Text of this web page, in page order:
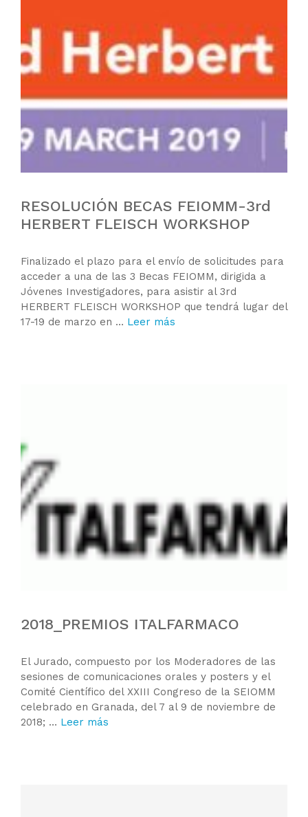
RESOLUCIÓN BECAS FEIOMM-3rd
HERBERT FLEISCH WORKSHOP
Finalizado el plazo para el envío de solicitudes para
acceder a una de las 3 Becas FEIOMM, dirigida a
Jóvenes Investigadores, para asistir al 3rd
HERBERT FLEISCH WORKSHOP que tendrá lugar del
17-19 de marzo en … Leer más
2018_PREMIOS ITALFARMACO
El Jurado, compuesto por los Moderadores de las
sesiones de comunicaciones orales y posters y el
Comité Científico del XXIII Congreso de la SEIOMM
celebrado en Granada, del 7 al 9 de noviembre de
2018; … Leer más